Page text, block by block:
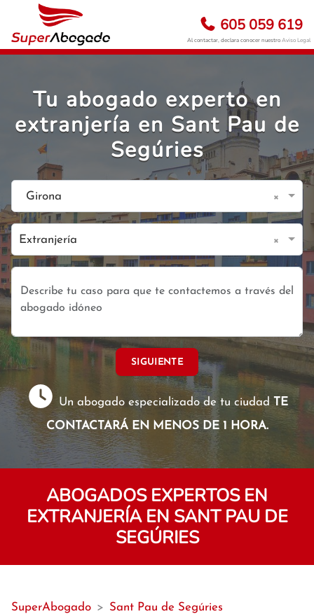
605 059 619
Al contactar, declara conocer nuestroAviso Legal
Tu abogado experto en
extranjería en Sant Pau de
Segúries
Girona ×
Extranjería ×
SIGUIENTE
Un abogado especializado de tu ciudad TE
CONTACTARÁ EN MENOS DE 1 HORA.
ABOGADOS EXPERTOS EN
EXTRANJERÍA EN SANT PAU DE
SEGÚRIES
SuperAbogado > Sant Pau de Segúries